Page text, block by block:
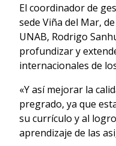
El coordinador de
sede Viña del Mar,
UNAB, Rodrigo
profundizar y
internacionales de
«Y así mejorar la
pregrado, ya que
su currículo y al
aprendizaje de las